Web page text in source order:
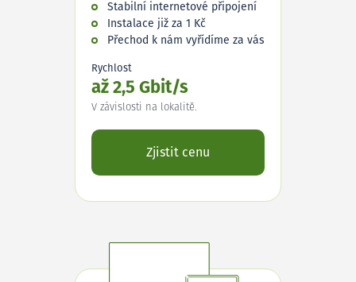
Stabilní internetové připojení
Instalace již za 1 Kč
Přechod k nám vyřídíme za vás
Rychlost
až 2,5 Gbit/s
V závislosti na lokalitě.
Zjistit cenu